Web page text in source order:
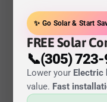
✨ Go Solar & Start
FREE Solar
📞(305)
Lower your Electric
value. Fast